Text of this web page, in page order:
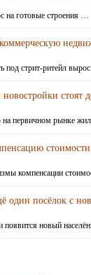
на готовые строения …
стрит-ритейл
стоят
на первичном рынке
компенсации
один посёлок с
появится новый